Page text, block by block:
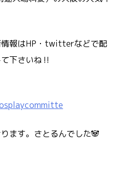
情報はHP・twitterなどで配
下さいね‼️
ます。さとるんでした🐼